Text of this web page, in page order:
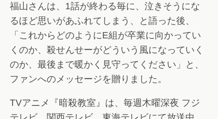
福山さんは、1話が終わる毎に、泣きそうにな
るほど思いがあふれてしまう、と語った後、
「これからどのようにE組が卒業に向かってい
くのか、殺せんせーがどういう風になっていく
のか、最後まで暖かく見守ってください」と、
ファンへのメッセージを贈りました。
TVアニメ『暗殺教室』は、毎週木曜深夜 フジ